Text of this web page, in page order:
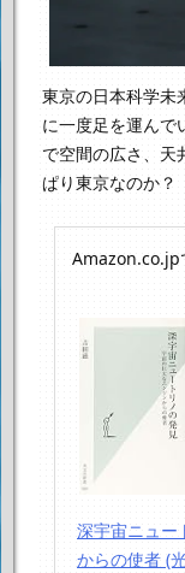
東京の日本科学未
に一度足を運んで
で空間の広さ、天
ぱり東京なのか
Amazon.co.jp
深宇宙ニュー
からの使者 (